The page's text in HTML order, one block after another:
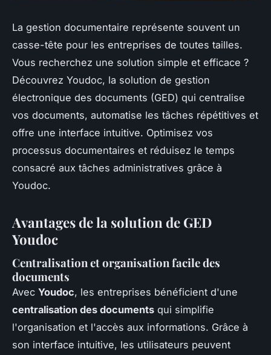
La gestion documentaire représente souvent un
casse-tête pour les entreprises de toutes tailles.
Vous recherchez une solution simple et efficace ?
Découvrez Youdoc, la solution de gestion
électronique des documents (GED) qui centralise
vos documents, automatise les tâches répétitives et
offre une interface intuitive. Optimisez vos
processus documentaires et réduisez le temps
consacré aux tâches administratives grâce à
Youdoc.
Avantages de la solution de GED
Youdoc
Centralisation et organisation facile des
documents
Avec Youdoc, les entreprises bénéficient d'une
centralisation des documents qui simplifie
l'organisation et l'accès aux informations. Grâce à
son interface intuitive, les utilisateurs peuvent